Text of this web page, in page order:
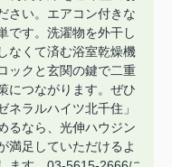
さい。エアコン付きな
です。洗濯物を外干し
なくて済む浴室乾燥機
ックと玄関の鍵で二重
につながります。ぜひ
ラルハイツ北千住」
るなら、光伸ハウジン
満足していただけるよ